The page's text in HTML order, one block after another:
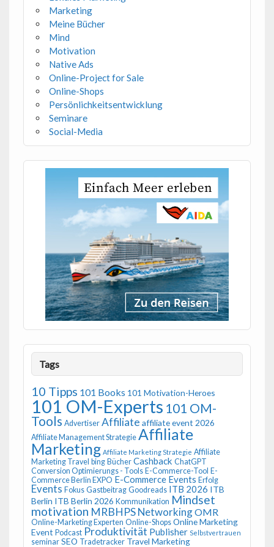
Marketing
Meine Bücher
Mind
Motivation
Native Ads
Online-Project for Sale
Online-Shops
Persönlichkeitsentwicklung
Seminare
Social-Media
Tags
10 Tipps 101 Books 101 Motivation-Heroes
101 OM-Experts 101 OM-
Tools Advertiser Affiliate affiliate event 2026
Affiliate Management Strategie Affiliate
Marketing Affiliate Marketing Strategie Affiliate
Marketing Travel bing Bücher Cashback ChatGPT
Conversion Optimierungs - Tools E-Commerce-Tool E-
Commerce Berlin EXPO E-Commerce Events Erfolg
Events Fokus Gastbeitrag Goodreads ITB 2026 ITB
Berlin ITB Berlin 2026 Kommunikation Mindset
motivation MRBHPSNetworkingOMR
Online-Marketing Experten Online-Shops Online Marketing
Event Podcast Produktivität Publisher Selbstvertrauen
seminar SEO Tradetracker Travel Marketing